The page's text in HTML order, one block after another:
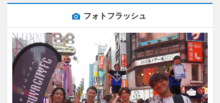
フォトフラッシュ